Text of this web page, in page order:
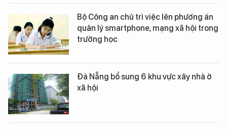
Bộ Công an chủ trì việc lên phương án
quản lý smartphone, mạng xã hội trong
trường học
Đà Nẵng bổ sung 6 khu vực xây nhà ở
xã hội